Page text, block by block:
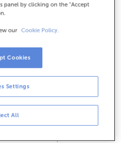
llegar
14:00.
atenderemos el día y hora
servicio de caja.
más habitualesen
panel by clicking on the "Accept
our Cookie Policy.
All
Settings
Cookies